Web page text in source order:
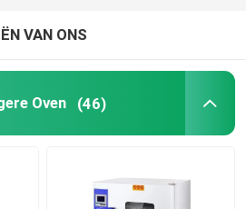
VAN ONS
Oven (46)